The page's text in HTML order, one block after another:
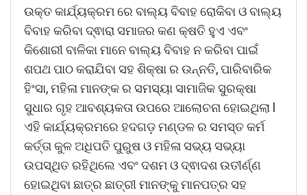
ଉକ୍ତ କାର୍ଯ୍ୟକ୍ରମ ରେ ବାଲ୍ୟ ବିବାହ ରୋକିବା ଓ ବାଲ୍ୟ
ବିବାହ କରିବା ଦ୍ଵାରା ସମାଜର କଣ କ୍ଷତି ହୁଏ ଏବଂ
କିଶୋରୀ ବାଳିକା ମାନେ ବାଲ୍ୟ ବିବାହ ନ କରିବା ପାଇଁ
ଶପଥ ପାଠ କରାଯିବା ସହ ଶିକ୍ଷା ର ଉନ୍ନତି, ପାରିବାରିକ
ହିଂସା, ମହିଳା ମାନଙ୍କ ର ସମସ୍ୟା ସାମାଜିକ ସୁରକ୍ଷା
ସୁଧାର ଗୃହ ଆବଶ୍ୟକତା ଉପରେ ଆଲୋଚନା ହୋଇଥିଲା l
ଏହି କାର୍ଯ୍ୟକ୍ରମରେ ହଦଗଡ଼ ମଣ୍ଡଳ ର ସମସ୍ତ କର୍ମ
କର୍ତ୍ତା କୁଳ ଅଧିପତି ପୁରୁଷ ଓ ମହିଳା ସଭ୍ୟ ସଭ୍ୟା
ଉପସ୍ଥିତ ରହିଥିଲେ ଏବଂ ଦଶମ ଓ ଦ୍ଵାଦଶ ଉତୀର୍ଣ୍ଣ
ହୋଇଥିବା ଛାତ୍ର ଛାତ୍ରୀ ମାନଙ୍କୁ ମାନପତ୍ର ସହ